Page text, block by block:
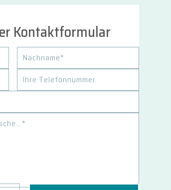
Kontaktformular